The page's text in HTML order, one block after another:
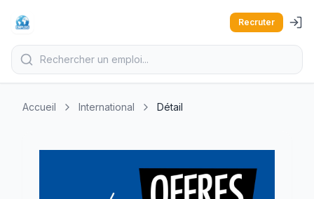
Recruter
Accueil International Détail